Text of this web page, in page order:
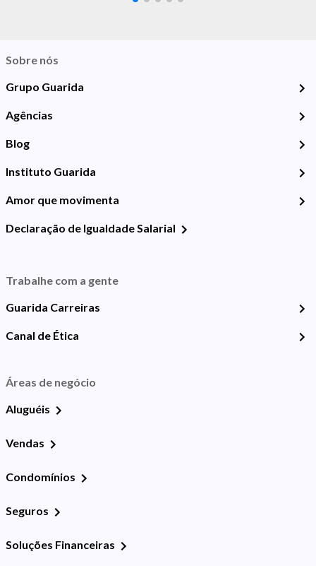
Sobre nós
Grupo Guarida
Agências
Blog
Instituto Guarida
Amor que movimenta
Declaração de Igualdade Salarial
Trabalhe com a gente
Guarida Carreiras
Canal de Ética
Áreas de negócio
Aluguéis
Vendas
Condomínios
Seguros
Soluções Financeiras